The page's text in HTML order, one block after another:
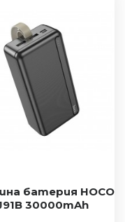
батерия HOCO
30000mAh